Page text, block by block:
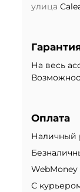
улица
На весь
Оплата
Наличный
WebMoney
С